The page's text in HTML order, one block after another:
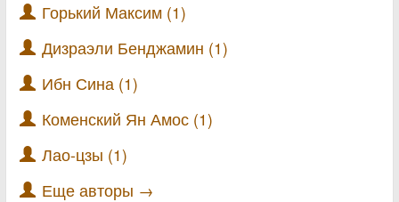
Горький Максим (1)
Дизраэли Бенджамин (1)
Ибн Сина (1)
Коменский Ян Амос (1)
Лао-цзы (1)
Еще авторы →